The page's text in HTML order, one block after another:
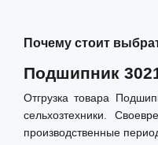
Почему стоит
Подшипник
Отгрузка товара
сельхозтехники.
производственные